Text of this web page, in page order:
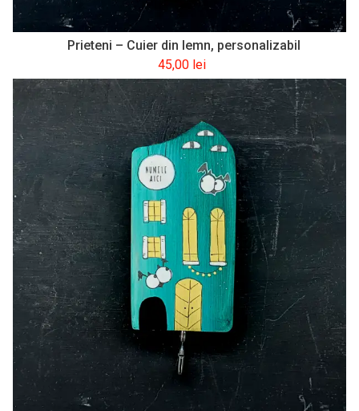
Prieteni – Cuier din lemn, personalizabil
45,00 lei